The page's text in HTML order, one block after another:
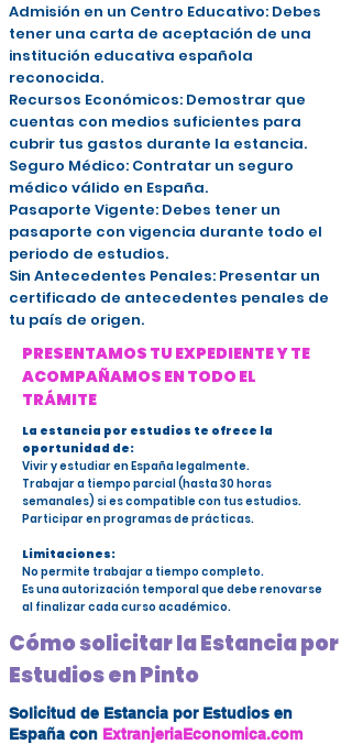
Admisión en un Centro Educativo: Debes
tener una carta de aceptación de una
institución educativa española
reconocida.
Recursos Económicos: Demostrar que
cuentas con medios suficientes para
cubrir tus gastos durante la estancia.
Seguro Médico: Contratar un seguro
médico válido en España.
Pasaporte Vigente: Debes tener un
pasaporte con vigencia durante todo el
periodo de estudios.
Sin Antecedentes Penales: Presentar un
certificado de antecedentes penales de
tu país de origen.
PRESENTAMOS TU EXPEDIENTE Y TE
ACOMPAÑAMOS EN TODO EL
TRÁMITE
La estancia por estudios te ofrece la
oportunidad de:
Vivir y estudiar en España legalmente.
Trabajar a tiempo parcial (hasta 30 horas
semanales) si es compatible con tus estudios.
Participar en programas de prácticas.
Limitaciones:
No permite trabajar a tiempo completo.
Es una autorización temporal que debe renovarse
al finalizar cada curso académico.
Cómo solicitar la Estancia por
Estudios en Pinto
Solicitud de Estancia por Estudios en
España con ExtranjeriaEconomica.com